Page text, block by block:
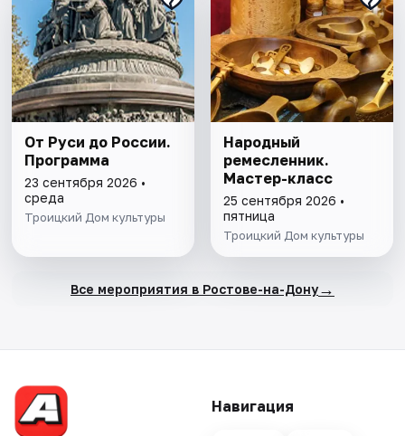
От Руси до России.
Программа
23 сентября 2026 •
среда
Троицкий Дом культуры
Народный
ремесленник.
Мастер-класс
25 сентября 2026 •
пятница
Троицкий Дом культуры
Все мероприятия в Ростове-на-Дону→
Навигация